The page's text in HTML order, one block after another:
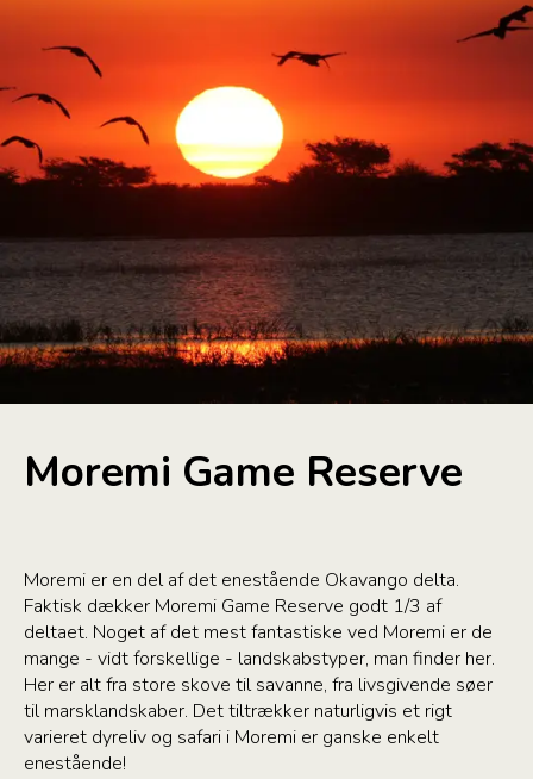
Moremi Game Reserve
Moremi er en del af det enestående Okavango delta.
Faktisk dækker Moremi Game Reserve godt 1/3 af
deltaet. Noget af det mest fantastiske ved Moremi er de
mange - vidt forskellige - landskabstyper, man finder her.
Her er alt fra store skove til savanne, fra livsgivende søer
til marsklandskaber. Det tiltrækker naturligvis et rigt
varieret dyreliv og safari i Moremi er ganske enkelt
enestående!